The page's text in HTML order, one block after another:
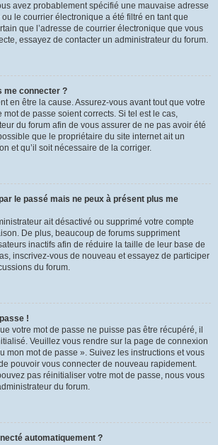
avez probablement spécifié une mauvaise adresse
le courrier électronique a été filtré en tant que
que l’adresse de courrier électronique que vous
essayez de contacter un administrateur du forum.
me connecter ?
en être la cause. Assurez-vous avant tout que votre
mot de passe soient corrects. Si tel est le cas,
du forum afin de vous assurer de ne pas avoir été
que le propriétaire du site internet ait un
et qu’il soit nécessaire de la corriger.
le passé mais ne peux à présent plus me
ait désactivé ou supprimé votre compte
De plus, beaucoup de forums suppriment
inactifs afin de réduire la taille de leur base de
inscrivez-vous de nouveau et essayez de participer
du forum.
!
votre mot de passe ne puisse pas être récupéré, il
Veuillez vous rendre sur la page de connexion
mon mot de passe ». Suivez les instructions et vous
pouvoir vous connecter de nouveau rapidement.
pas réinitialiser votre mot de passe, nous vous
du forum.
automatiquement ?